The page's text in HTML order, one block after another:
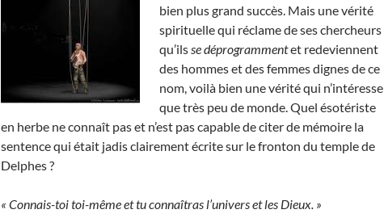
bien plus grand succès. Mais une vérité
spirituelle qui réclame de ses chercheurs
qu’ilsse déprogrammentet redeviennent
des hommes et des femmes dignes de ce
nom, voilà bien une vérité qui n’intéresse
que très peu de monde. Quel ésotériste
en herbe ne connaît pas et n’est pas capable de citer de mémoire la
sentence qui était jadis clairement écrite sur le fronton du temple de
Delphes ?
« Connais-toi toi-même et tu connaîtras l’univers et les Dieux. »